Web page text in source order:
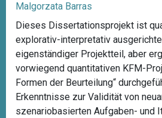
Malgorzata Barras
Dieses Dissertationsprojekt ist
explorativ-interpretativ
eigenständiger Projektteil, aber
vorwiegend quantitativen KFM-
Formen der Beurteilung“
Erkenntnisse zur Validität von
szenariobasierten Aufgaben- und